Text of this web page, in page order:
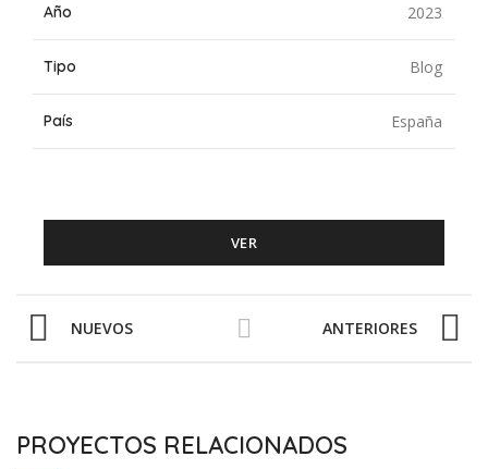
Año 2023
Tipo Blog
País España
VER
NUEVOS ANTERIORES
PROYECTOS RELACIONADOS